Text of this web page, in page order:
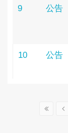
9 公告
10 公告